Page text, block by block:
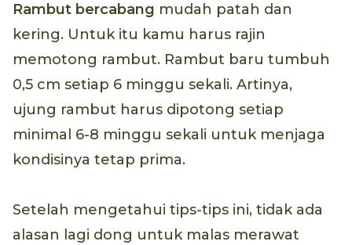
Rambut bercabang mudah patah dan
kering. Untuk itu kamu harus rajin
memotong rambut. Rambut baru tumbuh
0,5 cm setiap 6 minggu sekali. Artinya,
ujung rambut harus dipotong setiap
minimal 6-8 minggu sekali untuk menjaga
kondisinya tetap prima.
Setelah mengetahui tips-tips ini, tidak ada
alasan lagi dong untuk malas merawat